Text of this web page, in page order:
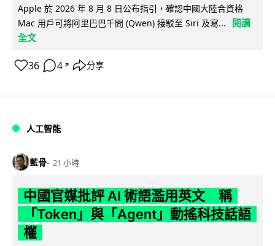
Apple 於 2026 年 8 月 8 日公布指引，確認中國大陸合資格
Mac 用戶可將阿里巴巴千問 (Qwen) 接駁至 Siri 及寫...
閱讀
全文
36 4 ↗ 分享
人工智能
藍骨 21 小時
中國官媒批評 AI 術語濫用英文 稱
「Token」與「Agent」動搖科技話語
權